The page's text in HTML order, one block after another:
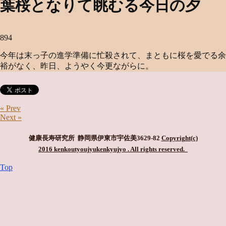
葉桜となりて眺むる今日の夕
894
今年は末っ子の進学準備に忙殺されて、まともに桜を愛でる余
裕がなく、昨日、ようやく今更ながらに。
« Prev
Next »
健康長寿研究所 静岡県伊東市宇佐美3629-82 Copyright(c)
2016 kenkoutyoujyukenkyujyo . All rights reserved.
Top